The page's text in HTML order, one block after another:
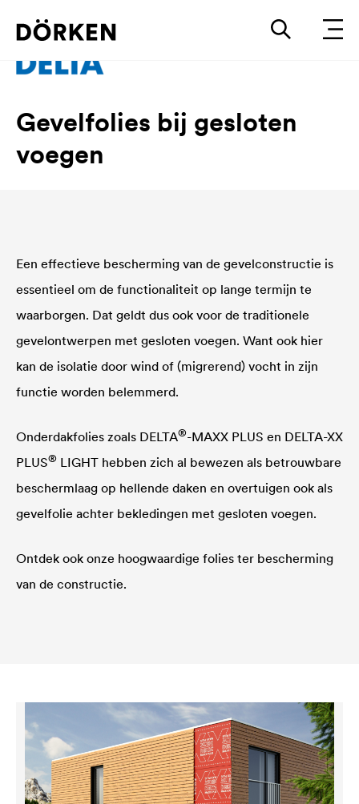
Gevelfolies bij gesloten
voegen
Een effectieve bescherming van de gevelconstructie is
essentieel om de functionaliteit op lange termijn te
waarborgen. Dat geldt dus ook voor de traditionele
gevelontwerpen met gesloten voegen. Want ook hier
kan de isolatie door wind of (migrerend) vocht in zijn
functie worden belemmerd.
Onderdakfolies zoals DELTA®-MAXX PLUS en DELTA-XX
PLUS® LIGHT hebben zich al bewezen als betrouwbare
beschermlaag op hellende daken en overtuigen ook als
gevelfolie achter bekledingen met gesloten voegen.
Ontdek ook onze hoogwaardige folies ter bescherming
van de constructie.